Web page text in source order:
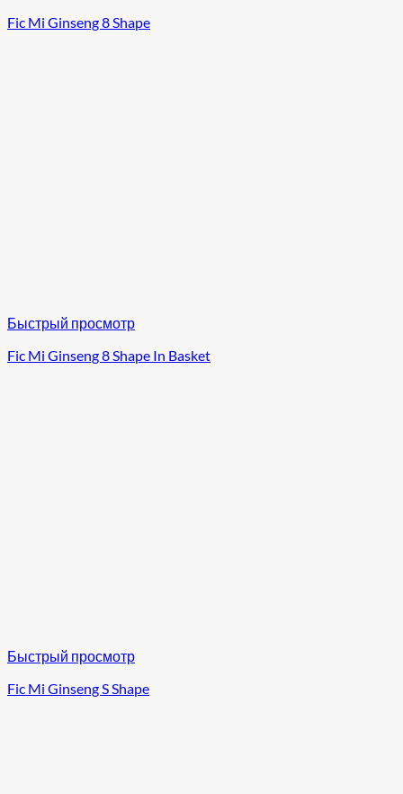
Fic Mi Ginseng 8 Shape
Быстрый просмотр
Fic Mi Ginseng 8 Shape In Basket
Быстрый просмотр
Fic Mi Ginseng S Shape